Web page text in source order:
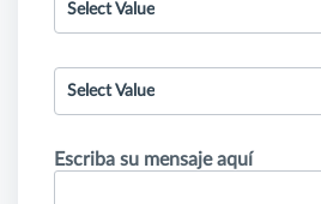
Select Value
Select Value
Escriba su mensaje aquí